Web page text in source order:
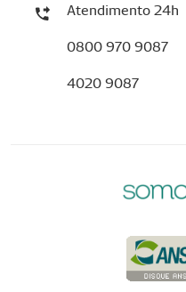
Atendimento 24h
0800 970 9087
4020 9087